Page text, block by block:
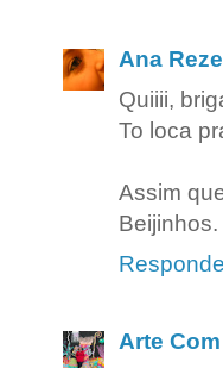
Ana
Quiiii,
To loca
Assim
Beijinhos.
Arte